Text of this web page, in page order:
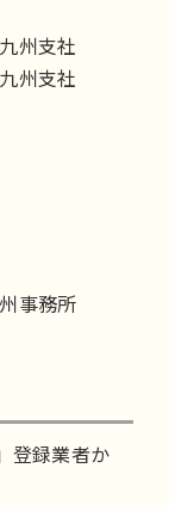
州支社
州支社
事務所
登録業者か